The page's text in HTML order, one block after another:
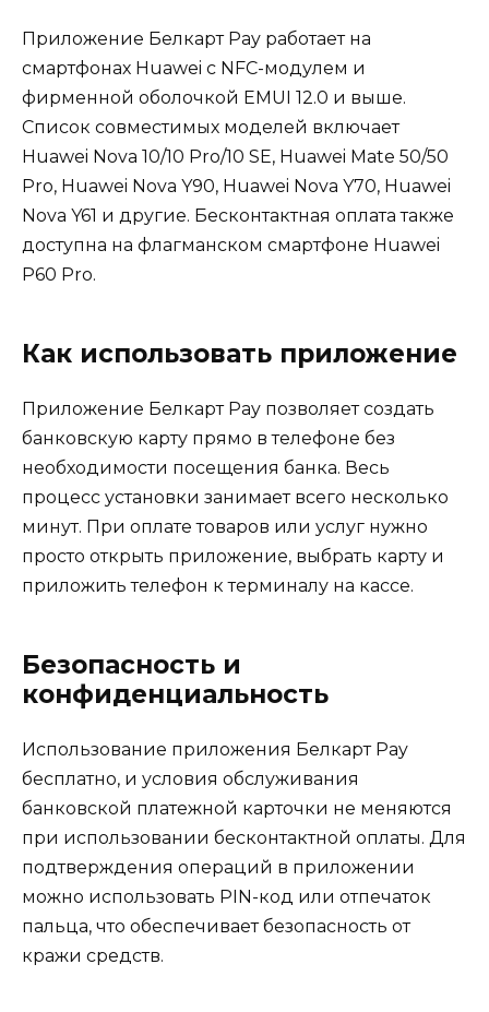
Приложение Белкарт Pay работает на
смартфонах Huawei с NFC-модулем и
фирменной оболочкой EMUI 12.0 и выше.
Список совместимых моделей включает
Huawei Nova 10/10 Pro/10 SE, Huawei Mate 50/50
Pro, Huawei Nova Y90, Huawei Nova Y70, Huawei
Nova Y61 и другие. Бесконтактная оплата также
доступна на флагманском смартфоне Huawei
P60 Pro.
Как использовать приложение
Приложение Белкарт Pay позволяет создать
банковскую карту прямо в телефоне без
необходимости посещения банка. Весь
процесс установки занимает всего несколько
минут. При оплате товаров или услуг нужно
просто открыть приложение, выбрать карту и
приложить телефон к терминалу на кассе.
Безопасность и
конфиденциальность
Использование приложения Белкарт Pay
бесплатно, и условия обслуживания
банковской платежной карточки не меняются
при использовании бесконтактной оплаты. Для
подтверждения операций в приложении
можно использовать PIN-код или отпечаток
пальца, что обеспечивает безопасность от
кражи средств.